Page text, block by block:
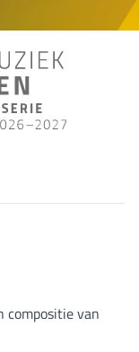
compositie van